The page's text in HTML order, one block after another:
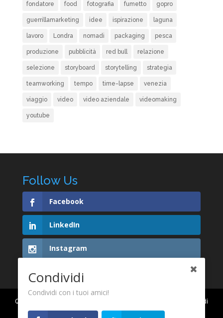
fondatore food fotografia fumetto gopro
guerrillamarketing idee ispirazione laguna
lavoro Londra nomadi packaging pesca
produzione pubblicità red bull relazione
selezione storyboard storytelling strategia
teamworking tempo time-lapse venezia
viaggio video video aziendale videomaking
youtube
Follow Us
Facebook
LinkedIn
Instagram
PRIVACY & COOKIE POLICY
Condividi
Condividi con i tuoi amici!
Questo sito utilizza i cookie per migliorare la tua esperienza di
navigazione ed inviarti pubblicità e servizi in linea con le tue